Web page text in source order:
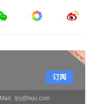
Mail: ljcj@leju.com
订阅